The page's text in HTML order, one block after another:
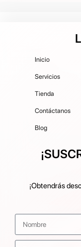
Inicio
Servicios
Tienda
Contáctanos
Blog
¡Obtendrás